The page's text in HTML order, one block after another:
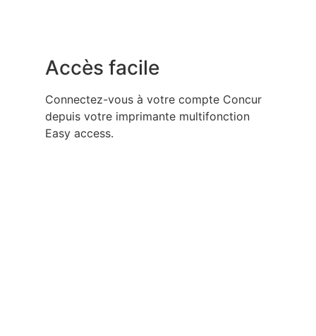
Accès facile
Connectez-vous à votre compte Concur
depuis votre imprimante multifonction
Easy access.